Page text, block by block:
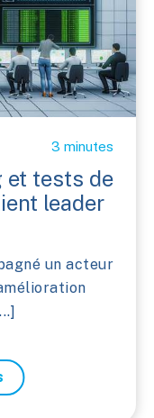
3 minutes
et tests de
leader
un acteur